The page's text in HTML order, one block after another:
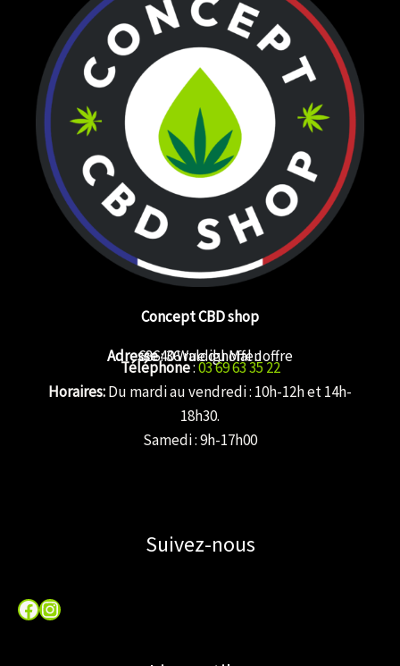
Concept CBD shop
Adresse: 36 rue du Mal Joffre
68640 Waldighoffen
Téléphone:03 69 63 35 22
Horaires:Du mardi au vendredi : 10h-12h et 14h-
18h30.
Samedi : 9h-17h00
Suivez-nous
Facebook
Instagram